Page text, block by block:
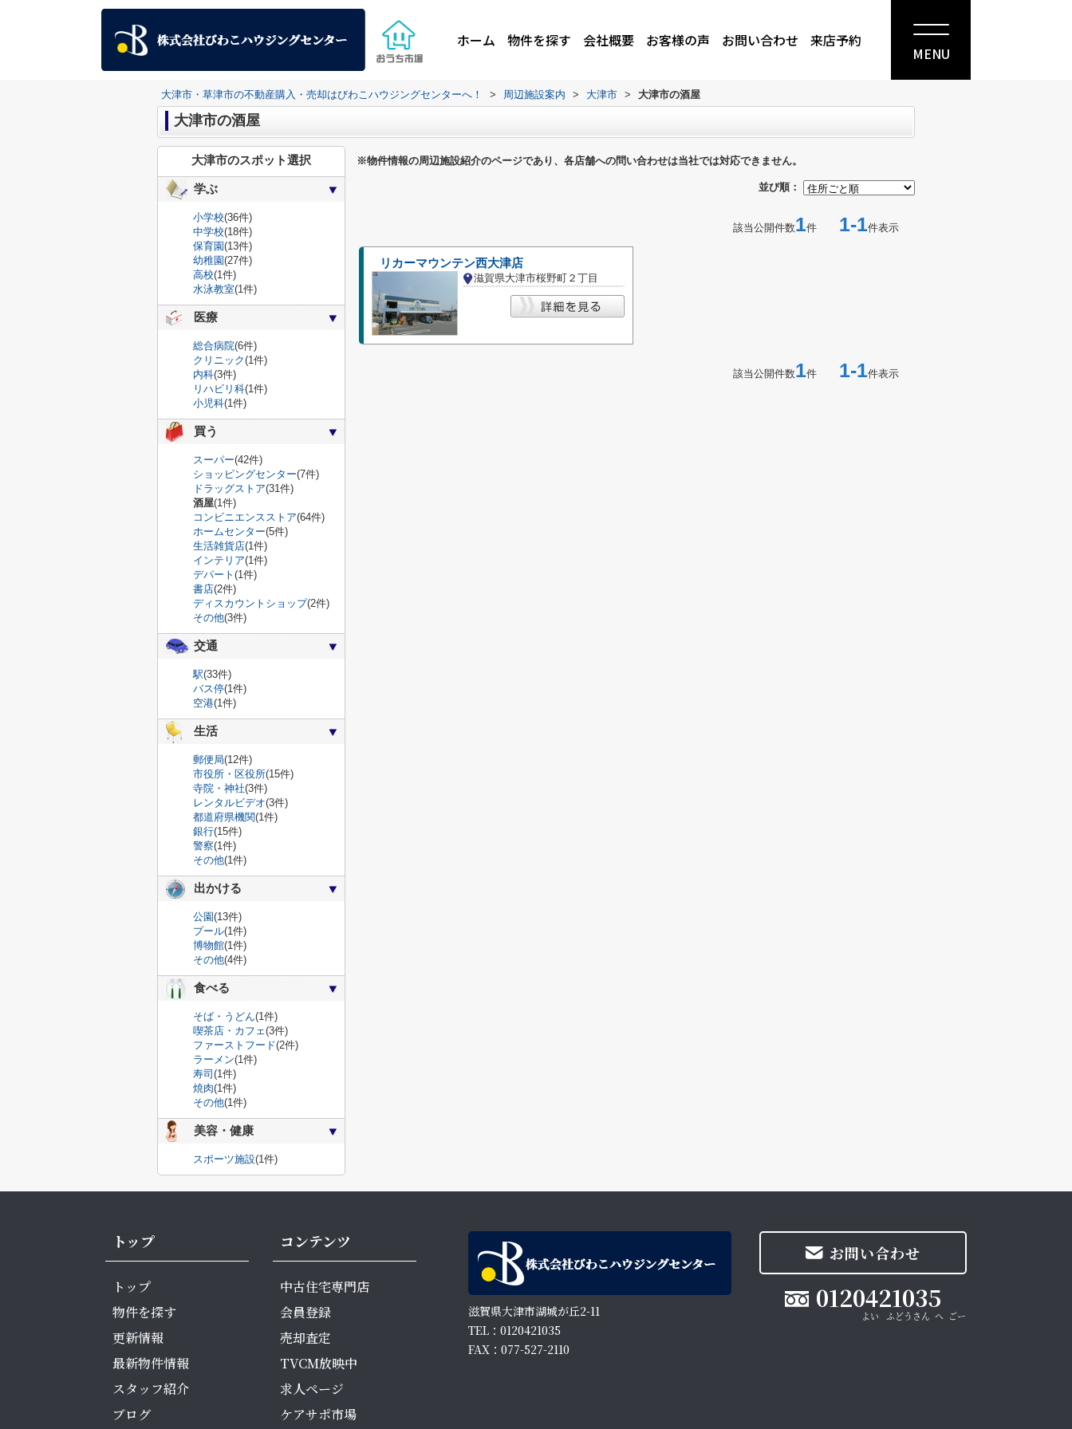
ホーム 物件を探す 会社概要 お客様の声 お問い合わせ 来店予約
MENU
大津市・草津市の不動産購入・売却はびわこハウジングセンターへ！ > 周辺施設案内 > 大津市 > 大津市の酒屋
大津市の酒屋
※物件情報の周辺施設紹介のページであり、各店舗への問い合わせは当社では対応できません。
並び順：
該当公開件数1件 1-1件表示
リカーマウンテン西大津店
滋賀県大津市桜野町２丁目
該当公開件数1件 1-1件表示
大津市のスポット選択
学ぶ
小学校(36件)
中学校(18件)
保育園(13件)
幼稚園(27件)
高校(1件)
水泳教室(1件)
医療
総合病院(6件)
クリニック(1件)
内科(3件)
リハビリ科(1件)
小児科(1件)
買う
スーパー(42件)
ショッピングセンター(7件)
ドラッグストア(31件)
酒屋(1件)
コンビニエンスストア(64件)
ホームセンター(5件)
生活雑貨店(1件)
インテリア(1件)
デパート (1件)
書店(2件)
ディスカウントショップ(2件)
その他(3件)
交通
駅(33件)
バス停(1件)
空港(1件)
生活
郵便局(12件)
市役所・区役所(15件)
寺院・神社(3件)
レンタルビデオ(3件)
都道府県機関(1件)
銀行(15件)
警察(1件)
その他(1件)
出かける
公園(13件)
プール(1件)
博物館(1件)
その他(4件)
食べる
そば・うどん(1件)
喫茶店・カフェ(3件)
ファーストフード(2件)
ラーメン(1件)
寿司 (1件)
焼肉(1件)
その他(1件)
美容・健康
スポーツ施設(1件)
トップ
トップ
物件を探す
更新情報
最新物件情報
スタッフ紹介
ブログ
コンテンツ
中古住宅専門店
会員登録
売却査定
TVCM放映中
求人ページ
ケアサポ市場
滋賀県大津市湖城が丘2-11
TEL：0120421035
FAX：077-527-2110
お問い合わせ
0120421035